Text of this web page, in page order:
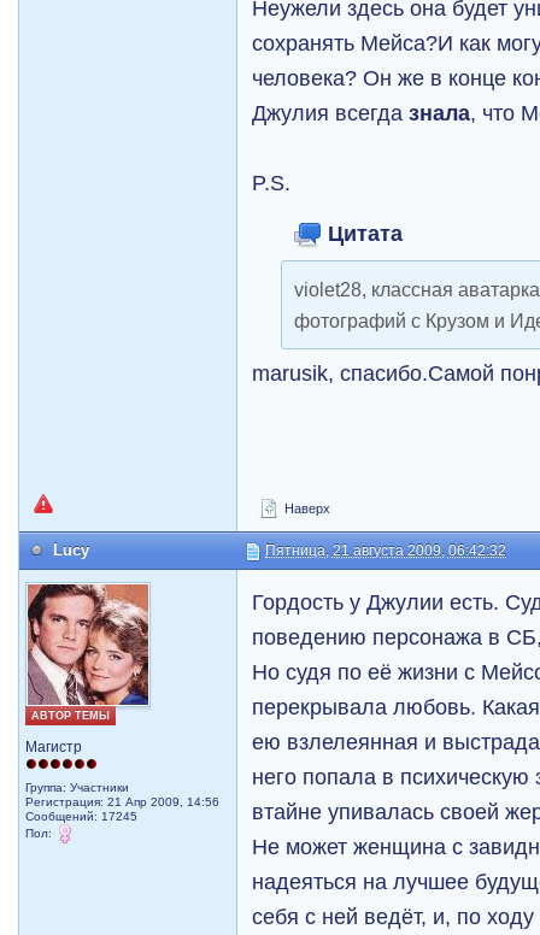
Неужели здесь она будет
сохранять Мейса?И как
человека? Он же в конце
Джулия всегдазнала, что
P.S.
Цитата
violet28, классная
фотографий с Крузом и
marusik, спасибо.Самой
Наверх
Lucy Пятница, 21 августа 2009, 06:42:32
АВТОР ТЕМЫ
Магистр
Группа: Участники
Регистрация: 21 Апр 2009, 14:56
Сообщений: 17245
Пол:
Гордость у Джулии есть.
поведению персонажа в
Но судя по её жизни с
перекрывала любовь.
ею взлелеянная и
него попала в психическую
втайне упивалась своей
Не может женщина с
надеяться на лучшее
себя с ней ведёт, и, по